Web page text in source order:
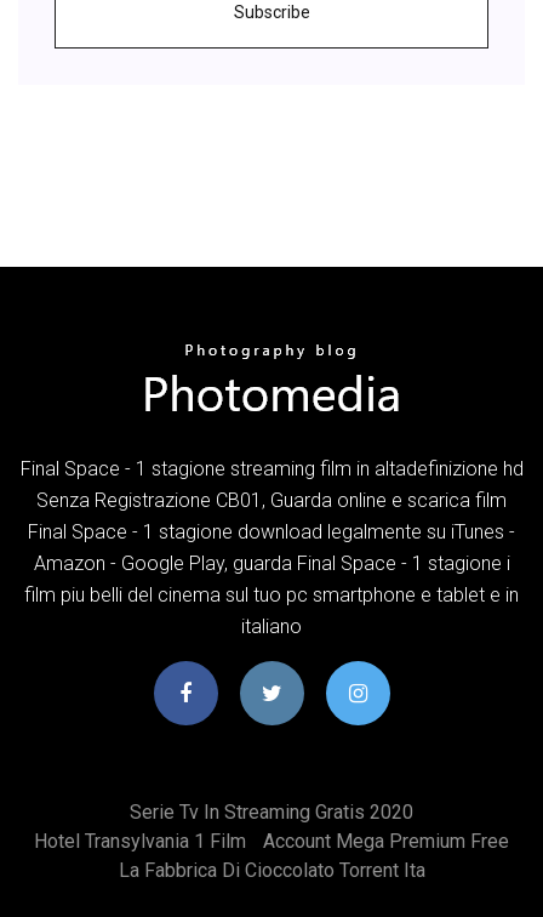
Subscribe
Final Space - 1 stagione streaming film in altadefinizione hd
Senza Registrazione CB01, Guarda online e scarica film
Final Space - 1 stagione download legalmente su iTunes -
Amazon - Google Play, guarda Final Space - 1 stagione i
film piu belli del cinema sul tuo pc smartphone e tablet e in
italiano
Serie Tv In Streaming Gratis 2020
Hotel Transylvania 1 Film
Account Mega Premium Free
La Fabbrica Di Cioccolato Torrent Ita